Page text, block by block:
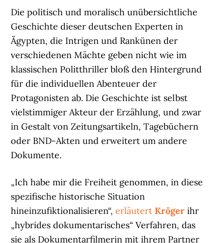
Die politisch und moralisch unübersichtliche
Geschichte dieser deutschen Experten in
Ägypten, die Intrigen und Rankünen der
verschiedenen Mächte geben nicht wie im
klassischen Politthriller bloß den Hintergrund
für die individuellen Abenteuer der
Protagonisten ab. Die Geschichte ist selbst
vielstimmiger Akteur der Erzählung, und zwar
in Gestalt von Zeitungsartikeln, Tagebüchern
oder BND-Akten und erweitert um andere
Dokumente.
„Ich habe mir die Freiheit genommen, in diese
spezifische historische Situation
hineinzufiktionalisieren“,erläutert Kröger ihr
„hybrides dokumentarisches“ Verfahren, das
sie als Dokumentarfilmerin mit ihrem Partner